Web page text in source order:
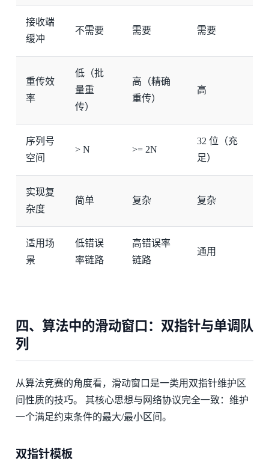
接收端
缓冲
不需要 需要 需要
重传效
率
低（批
量重
传）
高（精确
重传）
高
序列号
空间
> N >= 2N
32 位（充
足）
实现复
杂度
简单 复杂 复杂
适用场
景
低错误
率链路
高错误率
链路
通用
四、算法中的滑动窗口：双指针与单调队
列
从算法竞赛的角度看，滑动窗口是一类用双指针维护区
间性质的技巧。 其核心思想与网络协议完全一致：维护
一个满足约束条件的最大/最小区间。
双指针模板